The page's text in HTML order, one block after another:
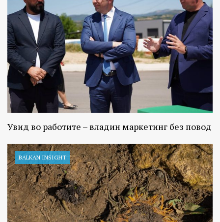
Увид во работите – владин маркетинг без повод
BALKAN INSIGHT